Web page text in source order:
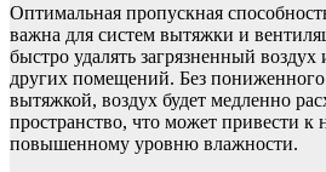
Оптимальная пропускная
важна для систем вытяжки и
быстро удалять загрязненный
других помещений. Без пониженного
вытяжкой, воздух будет медленно
пространство, что может привести к
повышенному уровню влажности.